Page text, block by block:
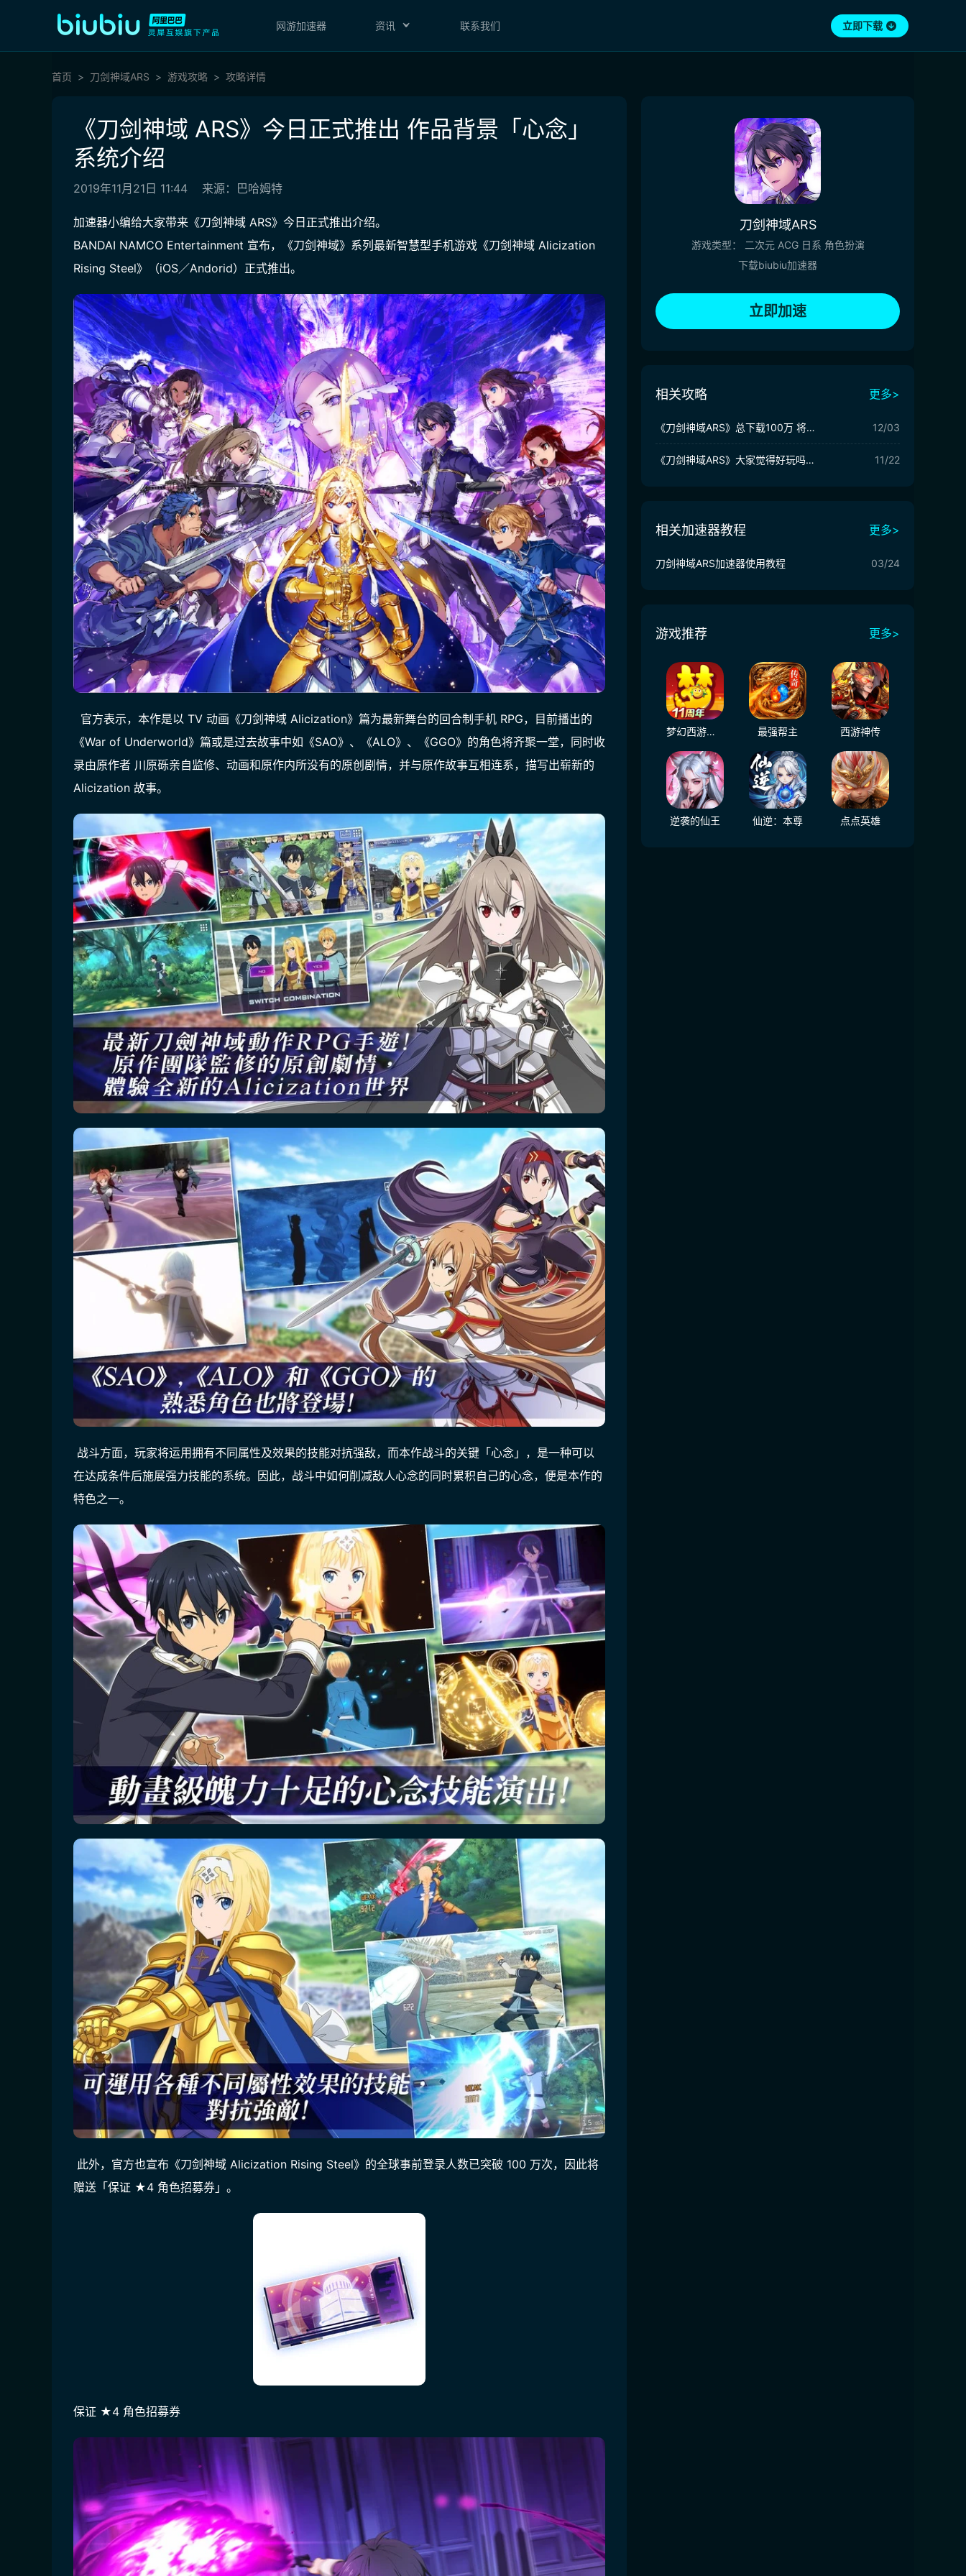
网游加速器 资讯 联系我们 立即下载
首页 刀剑神域ARS 游戏攻略 攻略详情
《刀剑神域 ARS》今日正式推出 作品背景「心念」
系统介绍
2019年11月21日 11:44 来源：巴哈姆特
加速器小编给大家带来《刀剑神域 ARS》今日正式推出介绍。
BANDAI NAMCO Entertainment 宣布，《刀剑神域》系列最新智慧型手机游戏《刀剑神域 Alicization
Rising Steel》（iOS／Andorid）正式推出。
官方表示，本作是以 TV 动画《刀剑神域 Alicization》篇为最新舞台的回合制手机 RPG，目前播出的
《War of Underworld》篇或是过去故事中如《SAO》、《ALO》、《GGO》的角色将齐聚一堂，同时收
录由原作者 川原砾亲自监修、动画和原作内所没有的原创剧情，并与原作故事互相连系，描写出崭新的
Alicization 故事。
战斗方面，玩家将运用拥有不同属性及效果的技能对抗强敌，而本作战斗的关键「心念」，是一种可以
在达成条件后施展强力技能的系统。因此，战斗中如何削减敌人心念的同时累积自己的心念，便是本作的
特色之一。
此外，官方也宣布《刀剑神域 Alicization Rising Steel》的全球事前登录人数已突破 100 万次，因此将
赠送「保证 ★4 角色招募券」。
保证 ★4 角色招募券
刀剑神域ARS
游戏类型： 二次元 ACG 日系 角色扮演
下载biubiu加速器
立即加速
相关攻略 更多>
《刀剑神域ARS》总下载100万 将于12月8日举办制作人线下交流会 12/03
《刀剑神域ARS》大家觉得好玩吗?试玩声优游戏内容介绍 11/22
相关加速器教程 更多>
刀剑神域ARS加速器使用教程 03/24
游戏推荐 更多>
梦幻西游（大陆服） 最强帮主 西游神传
逆袭的仙王 仙逆：本尊 点点英雄